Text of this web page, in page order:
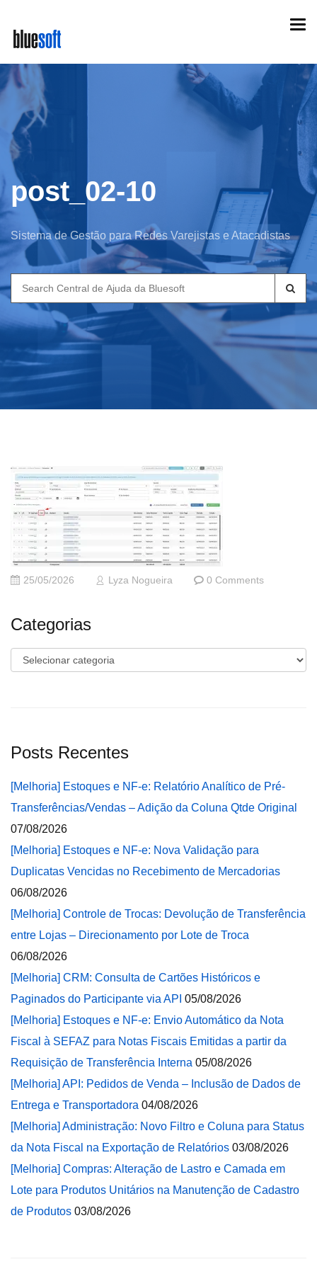
main
content
post_02-10
Sistema de Gestão para Redes Varejistas e Atacadistas
Search
for:
25/05/2026 Lyza Nogueira 0 Comments
Categorias
Categorias
Posts Recentes
[Melhoria] Estoques e NF-e: Relatório Analítico de Pré-
Transferências/Vendas – Adição da Coluna Qtde Original
07/08/2026
[Melhoria] Estoques e NF-e: Nova Validação para
Duplicatas Vencidas no Recebimento de Mercadorias
06/08/2026
[Melhoria] Controle de Trocas: Devolução de Transferência
entre Lojas – Direcionamento por Lote de Troca
06/08/2026
[Melhoria] CRM: Consulta de Cartões Históricos e
Paginados do Participante via API 05/08/2026
[Melhoria] Estoques e NF-e: Envio Automático da Nota
Fiscal à SEFAZ para Notas Fiscais Emitidas a partir da
Requisição de Transferência Interna 05/08/2026
[Melhoria] API: Pedidos de Venda – Inclusão de Dados de
Entrega e Transportadora 04/08/2026
[Melhoria] Administração: Novo Filtro e Coluna para Status
da Nota Fiscal na Exportação de Relatórios 03/08/2026
[Melhoria] Compras: Alteração de Lastro e Camada em
Lote para Produtos Unitários na Manutenção de Cadastro
de Produtos 03/08/2026